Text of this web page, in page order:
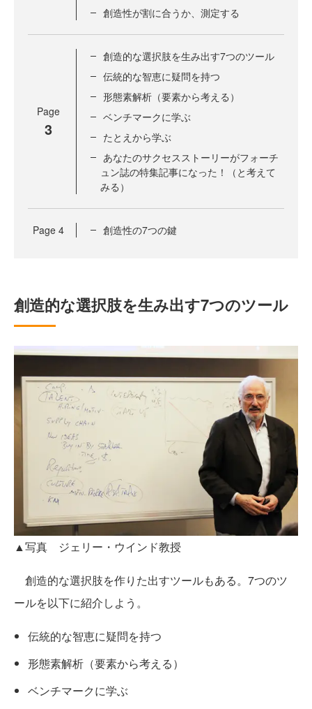
創造性が割に合うか、測定する
Page
3
創造的な選択肢を生み出す7つのツール
伝統的な智恵に疑問を持つ
形態素解析（要素から考える）
ベンチマークに学ぶ
たとえから学ぶ
あなたのサクセスストーリーがフォーチ
ュン誌の特集記事になった！（と考えて
みる）
Page 4 創造性の7つの鍵
創造的な選択肢を生み出す7つのツール
▲写真 ジェリー・ウインド教授
創造的な選択肢を作りた出すツールもある。7つのツ
ールを以下に紹介しよう。
伝統的な智恵に疑問を持つ
形態素解析（要素から考える）
ベンチマークに学ぶ